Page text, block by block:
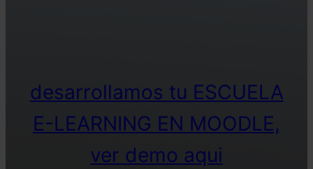
desarrollamos tu ESCUELA
E-LEARNING EN MOODLE,
ver demo aqui